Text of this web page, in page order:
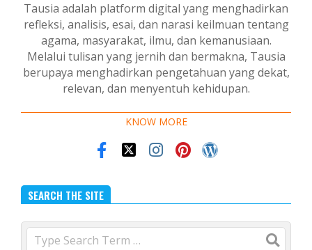
Tausia adalah platform digital yang menghadirkan
refleksi, analisis, esai, dan narasi keilmuan tentang
agama, masyarakat, ilmu, dan kemanusiaan.
Melalui tulisan yang jernih dan bermakna, Tausia
berupaya menghadirkan pengetahuan yang dekat,
relevan, dan menyentuh kehidupan.
KNOW MORE
SEARCH THE SITE
Search